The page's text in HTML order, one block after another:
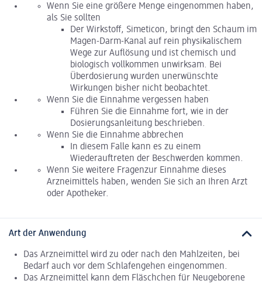
Wenn Sie eine größere Menge eingenommen haben,
als Sie sollten
Der Wirkstoff, Simeticon, bringt den Schaum im
Magen-Darm-Kanal auf rein physikalischem
Wege zur Auflösung und ist chemisch und
biologisch vollkommen unwirksam. Bei
Überdosierung wurden unerwünschte
Wirkungen bisher nicht beobachtet.
Wenn Sie die Einnahme vergessen haben
Führen Sie die Einnahme fort, wie in der
Dosierungsanleitung beschrieben.
Wenn Sie die Einnahme abbrechen
In diesem Falle kann es zu einem
Wiederauftreten der Beschwerden kommen.
Wenn Sie weitere Fragenzur Einnahme dieses
Arzneimittels haben, wenden Sie sich an Ihren Arzt
oder Apotheker.
Art der Anwendung
Das Arzneimittel wird zu oder nach den Mahlzeiten, bei
Bedarf auch vor dem Schlafengehen eingenommen.
Das Arzneimittel kann dem Fläschchen für Neugeborene